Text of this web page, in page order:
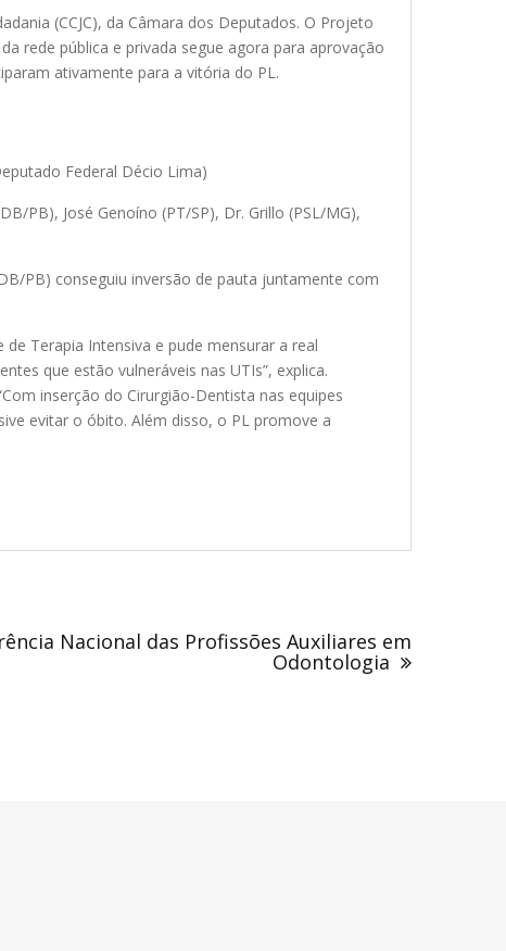
(CCJC), da Câmara dos Deputados. O Projeto
rede pública e privada segue agora para aprovação
ativamente para a vitória do PL.
Federal Décio Lima)
PB), José Genoíno (PT/SP), Dr. Grillo (PSL/MG),
PB) conseguiu inversão de pauta juntamente com
Terapia Intensiva e pude mensurar a real
que estão vulneráveis nas UTIs”, explica.
inserção do Cirurgião-Dentista nas equipes
evitar o óbito. Além disso, o PL promove a
Nacional das Profissões Auxiliares em
Odontologia